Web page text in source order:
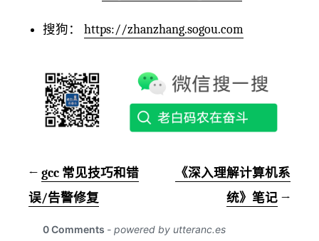
搜狗： https://zhanzhang.sogou.com
← gcc 常见技巧和错
误/告警修复
《深入理解计算机系
统》笔记 →